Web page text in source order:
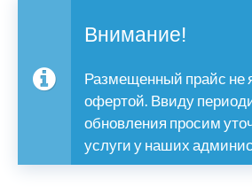
Внимание!
Размещенный прайс не
офертой. Ввиду
обновления просим
услуги у наших